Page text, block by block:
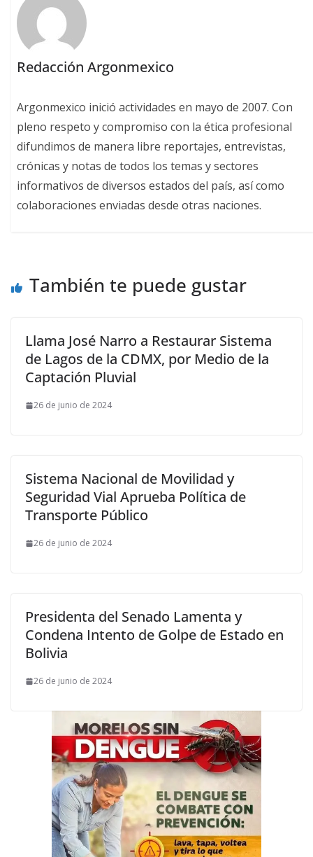
Redacción Argonmexico
Argonmexico inició actividades en mayo de 2007. Con
pleno respeto y compromiso con la ética profesional
difundimos de manera libre reportajes, entrevistas,
crónicas y notas de todos los temas y sectores
informativos de diversos estados del país, así como
colaboraciones enviadas desde otras naciones.
También te puede gustar
Llama José Narro a Restaurar Sistema
de Lagos de la CDMX, por Medio de la
Captación Pluvial
26 de junio de 2024
Sistema Nacional de Movilidad y
Seguridad Vial Aprueba Política de
Transporte Público
26 de junio de 2024
Presidenta del Senado Lamenta y
Condena Intento de Golpe de Estado en
Bolivia
26 de junio de 2024